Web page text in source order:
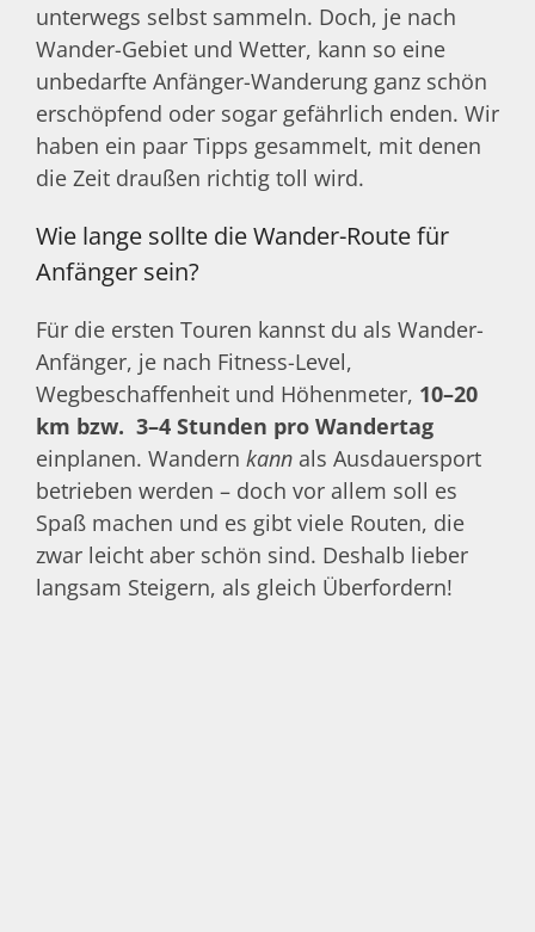
unterwegs selbst sammeln. Doch, je nach
Wander-Gebiet und Wetter, kann so eine
unbedarfte Anfänger-Wanderung ganz schön
erschöpfend oder sogar gefährlich enden. Wir
haben ein paar Tipps gesammelt, mit denen
die Zeit draußen richtig toll wird.
Wie lange sollte die Wander-Route für
Anfänger sein?
Für die ersten Touren kannst du als Wander-
Anfänger, je nach Fitness-Level,
Wegbeschaffenheit und Höhenmeter, 10–20
km bzw. 3–4 Stunden pro Wandertag
einplanen. Wandern kann als Ausdauersport
betrieben werden – doch vor allem soll es
Spaß machen und es gibt viele Routen, die
zwar leicht aber schön sind. Deshalb lieber
langsam Steigern, als gleich Überfordern!